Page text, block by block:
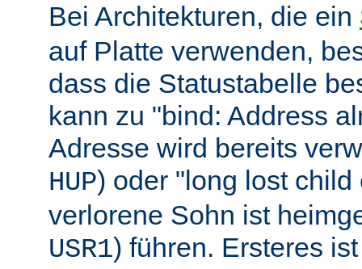
Bei Architekturen, die ein
auf Platte verwenden,
dass die Statustabelle
kann zu "bind: Address
Adresse wird bereits
HUP) oder "long lost
verlorene Sohn ist
USR1) führen. Ersteres